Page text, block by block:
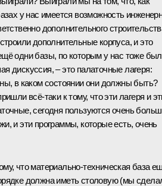
у нас имеется возможность
дополнительного
дополнительные корпуса, и это
одни базы, по которым у нас тоже
дискуссия, – это палаточные лагеря:
в каком состоянии они должны быть?
всё‑таки к тому, что эти лагеря и
сегодня пользуются очень
и эти программы, которые есть, очень
что материально-техническая база
должна иметь столовую (мы